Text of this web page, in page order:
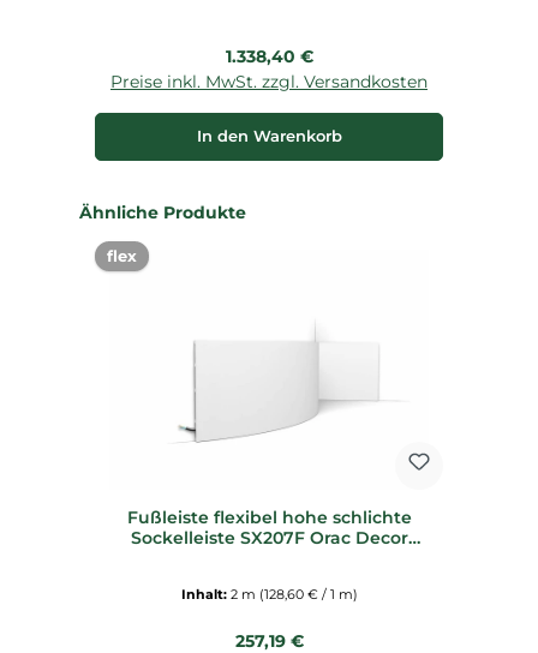
Regulärer Preis:
1.338,40 €
Preise inkl. MwSt. zzgl. Versandkosten
In den Warenkorb
Produktgalerie überspringen
Ähnliche Produkte
flex
Fußleiste flexibel hohe schlichte
Sockelleiste SX207F Orac Decor
Inhalt: 2 m (128,60 € / 1 m)
Regulärer Preis:
257,19 €